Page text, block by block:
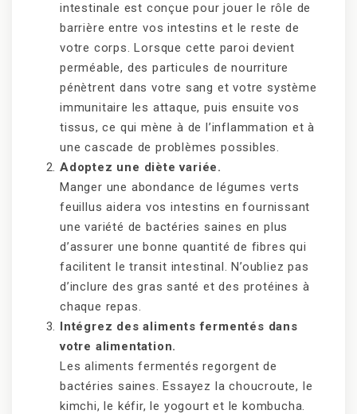
intestinale est conçue pour jouer le rôle de
barrière entre vos intestins et le reste de
votre corps. Lorsque cette paroi devient
perméable, des particules de nourriture
pénètrent dans votre sang et votre système
immunitaire les attaque, puis ensuite vos
tissus, ce qui mène à de l’inflammation et à
une cascade de problèmes possibles.
Adoptez une diète variée.
Manger une abondance de légumes verts
feuillus aidera vos intestins en fournissant
une variété de bactéries saines en plus
d’assurer une bonne quantité de fibres qui
facilitent le transit intestinal. N’oubliez pas
d’inclure des gras santé et des protéines à
chaque repas.
Intégrez des aliments fermentés dans
votre alimentation.
Les aliments fermentés regorgent de
bactéries saines. Essayez la choucroute, le
kimchi, le kéfir, le yogourt et le kombucha.